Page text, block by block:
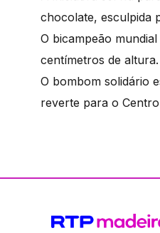
chocolate, esculpida
O bicampeão
centímetros de altura.
O bombom solidário
reverte para o